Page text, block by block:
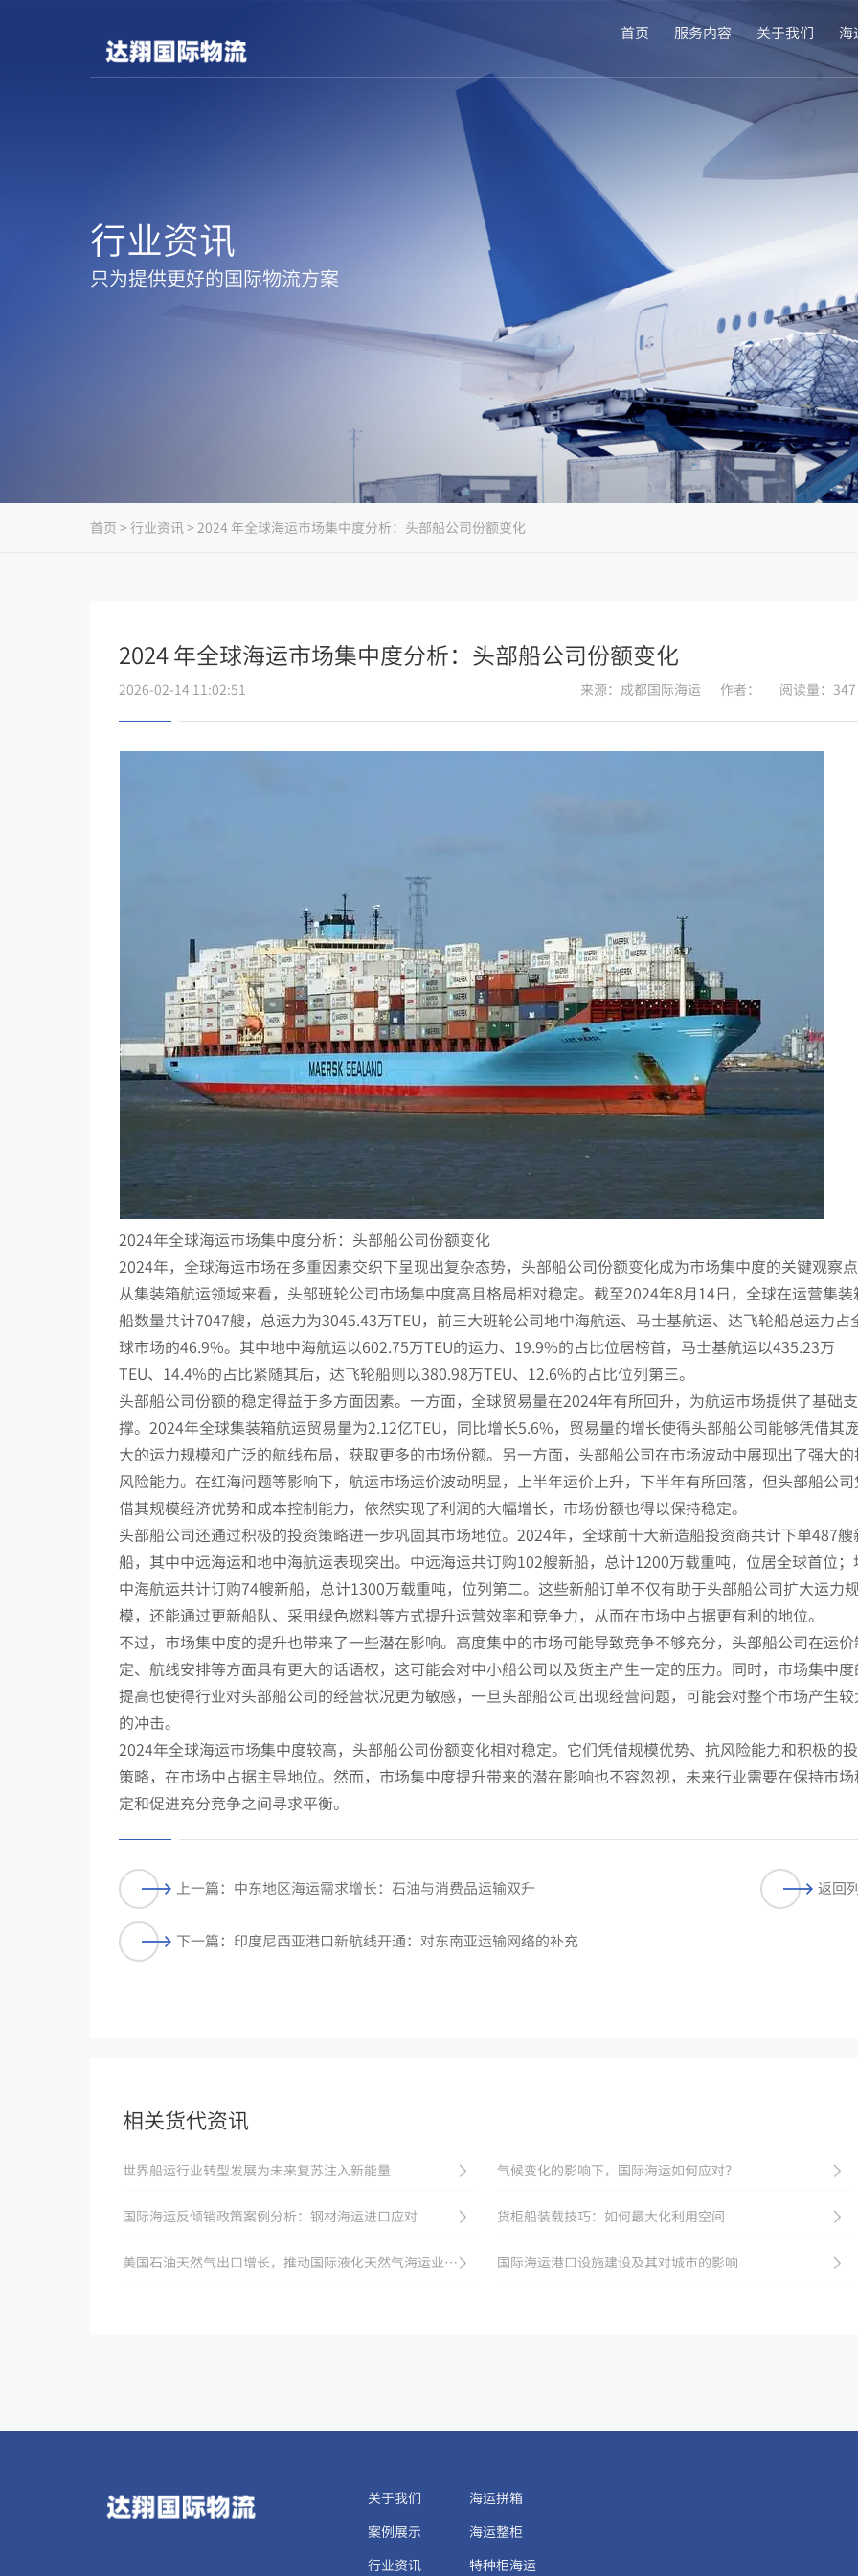
首页 服务内容 关于我们 海
行业资讯
只为提供更好的国际物流方案
首页 >行业资讯> 2024 年全球海运市场集中度分析：头部船公司份额变化
2024 年全球海运市场集中度分析：头部船公司份额变化
2026-02-14 11:02:51 阅读量：347
作者：
来源：成都国际海运
2024年全球海运市场集中度分析：头部船公司份额变化
2024年，全球海运市场在多重因素交织下呈现出复杂态势，头部船公司份额变化成为市场集中度的关键观察
从集装箱航运领域来看，头部班轮公司市场集中度高且格局相对稳定。截至2024年8月14日，全球在运营集装
船数量共计7047艘，总运力为3045.43万TEU，前三大班轮公司地中海航运、马士基航运、达飞轮船总运力占
球市场的46.9%。其中地中海航运以602.75万TEU的运力、19.9%的占比位居榜首，马士基航运以435.23万
TEU、14.4%的占比紧随其后，达飞轮船则以380.98万TEU、12.6%的占比位列第三。
头部船公司份额的稳定得益于多方面因素。一方面，全球贸易量在2024年有所回升，为航运市场提供了基础支
撑。2024年全球集装箱航运贸易量为2.12亿TEU，同比增长5.6%，贸易量的增长使得头部船公司能够凭借其
大的运力规模和广泛的航线布局，获取更多的市场份额。另一方面，头部船公司在市场波动中展现出了强大
风险能力。在红海问题等影响下，航运市场运价波动明显，上半年运价上升，下半年有所回落，但头部船公
借其规模经济优势和成本控制能力，依然实现了利润的大幅增长，市场份额也得以保持稳定。
头部船公司还通过积极的投资策略进一步巩固其市场地位。2024年，全球前十大新造船投资商共计下单487艘
船，其中中远海运和地中海航运表现突出。中远海运共订购102艘新船，总计1200万载重吨，位居全球首位；
中海航运共计订购74艘新船，总计1300万载重吨，位列第二。这些新船订单不仅有助于头部船公司扩大运力
模，还能通过更新船队、采用绿色燃料等方式提升运营效率和竞争力，从而在市场中占据更有利的地位。
不过，市场集中度的提升也带来了一些潜在影响。高度集中的市场可能导致竞争不够充分，头部船公司在运
定、航线安排等方面具有更大的话语权，这可能会对中小船公司以及货主产生一定的压力。同时，市场集中
提高也使得行业对头部船公司的经营状况更为敏感，一旦头部船公司出现经营问题，可能会对整个市场产生
的冲击。
2024年全球海运市场集中度较高，头部船公司份额变化相对稳定。它们凭借规模优势、抗风险能力和积极的
策略，在市场中占据主导地位。然而，市场集中度提升带来的潜在影响也不容忽视，未来行业需要在保持市
定和促进充分竞争之间寻求平衡。
上一篇：中东地区海运需求增长：石油与消费品运输双升
下一篇：印度尼西亚港口新航线开通：对东南亚运输网络的补充
返回
相关货代资讯
世界船运行业转型发展为未来复苏注入新能量 气候变化的影响下，国际海运如何应对？
国际海运反倾销政策案例分析：钢材海运进口应对 货柜船装载技巧：如何最大化利用空间
美国石油天然气出口增长，推动国际液化天然气海运业务发展 国际海运港口设施建设及其对城市的影响
关于我们
案例展示
行业资讯
海运拼箱
海运整柜
特种柜海运